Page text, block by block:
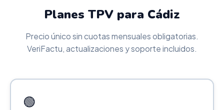
Planes TPV para Cádiz
Precio único sin cuotas mensuales obligatorias.
VeriFactu, actualizaciones y soporte incluidos.
🟢